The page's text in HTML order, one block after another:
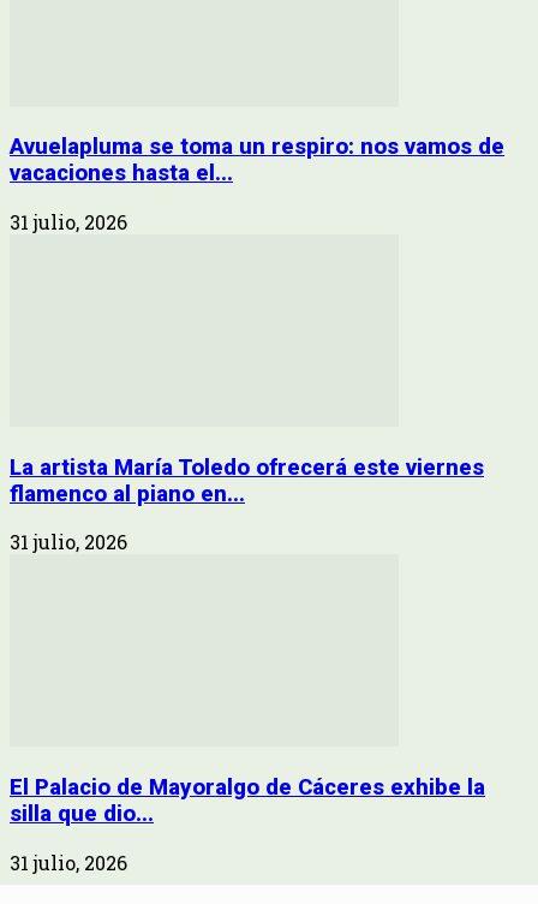
Avuelapluma se toma un respiro: nos vamos de
vacaciones hasta el...
31 julio, 2026
La artista María Toledo ofrecerá este viernes
flamenco al piano en...
31 julio, 2026
El Palacio de Mayoralgo de Cáceres exhibe la
silla que dio...
31 julio, 2026